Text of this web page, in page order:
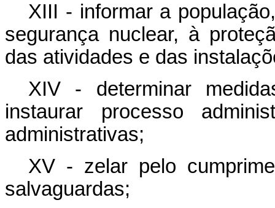
XIII - informar a
segurança nuclear, à
das atividades e das
XIV - determinar
instaurar processo
administrativas;
XV - zelar pelo
salvaguardas;